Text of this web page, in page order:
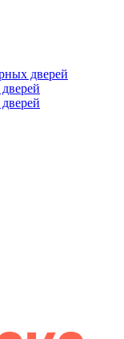
дверей